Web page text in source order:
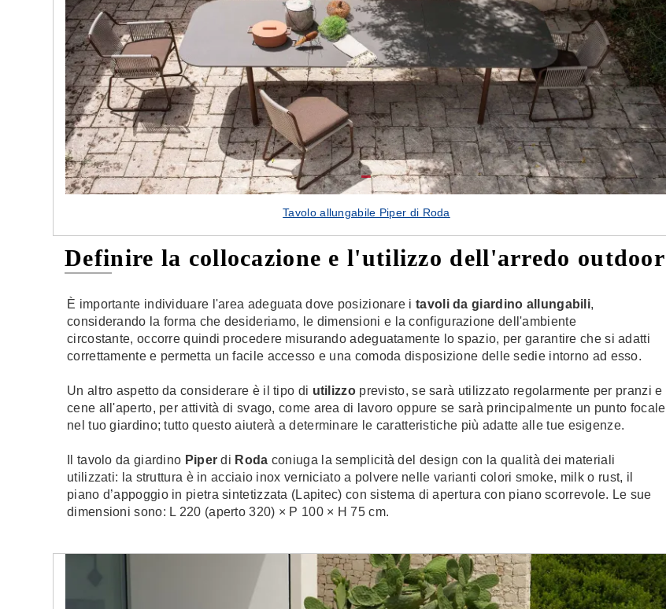
Tavolo allungabile Piper di Roda
Definire la collocazione e l'utilizzo dell'arredo outdoor
È importante individuare l'area adeguata dove posizionare i tavoli da giardino allungabili,
considerando la forma che desideriamo, le dimensioni e la configurazione dell'ambiente
circostante, occorre quindi procedere misurando adeguatamente lo spazio, per garantire che si adatti
correttamente e permetta un facile accesso e una comoda disposizione delle sedie intorno ad esso.
Un altro aspetto da considerare è il tipo di utilizzoprevisto, se sarà utilizzato regolarmente per pranzi e
cene all'aperto, per attività di svago, come area di lavoro oppure se sarà principalmente un punto focale
nel tuo giardino; tutto questo aiuterà a determinare le caratteristiche più adatte alle tue esigenze.
Il tavolo da giardino Piper di Roda coniuga la semplicità del design con la qualità dei materiali
utilizzati: la struttura è in acciaio inox verniciato a polvere nelle varianti colori smoke, milk o rust, il
piano d’appoggio in pietra sintetizzata (Lapitec) con sistema di apertura con piano scorrevole. Le sue
dimensioni sono: L 220 (aperto 320) × P 100 × H 75 cm.
nostre porte Cappe cucina dal design innovativo
Le camerette realizzate pensando a te!